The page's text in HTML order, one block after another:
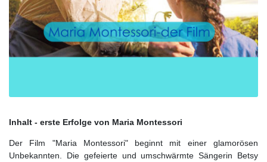
Inhalt - erste Erfolge von Maria Montessori
Der Film "Maria Montessori" beginnt mit einer glamorösen
Unbekannten. Die gefeierte und umschwärmte Sängerin Betsy